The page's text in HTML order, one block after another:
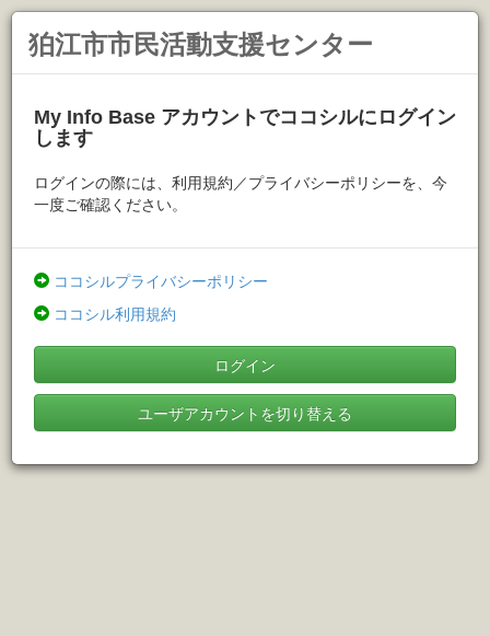
狛江市市民活動支援センター
My Info Base アカウントでココシルにログイン
します
ログインの際には、利用規約／プライバシーポリシーを、今
一度ご確認ください。
ココシルプライバシーポリシー
ココシル利用規約
ログイン
ユーザアカウントを切り替える